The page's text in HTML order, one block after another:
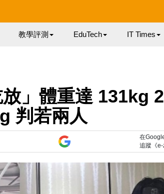
教學評測 EduTech IT Times
」體重達 131kg
判若兩人
在
追蹤《e-